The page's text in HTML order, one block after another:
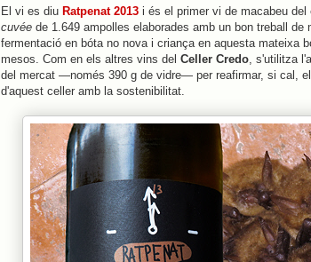
El vi es diu Ratpenat 2013 i és el primer vi de macabeu
cuvée de 1.649 ampolles elaborades amb un bon treball de
fermentació en bóta no nova i criança en aquesta mateixa
mesos. Com en els altres vins del Celler Credo, s'utilitza
del mercat —només 390 g de vidre— per reafirmar, si cal,
d'aquest celler amb la sostenibilitat.